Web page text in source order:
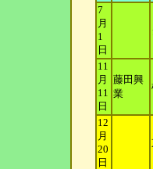
7
月
1
日
11
月
11
日
藤田興
業
12
月
20
日